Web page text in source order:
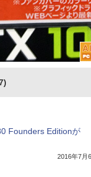
Founders Editionが
2016年7月